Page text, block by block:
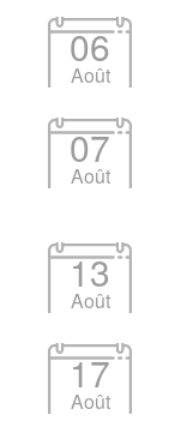
06
Août
07
Août
13
Août
17
Août